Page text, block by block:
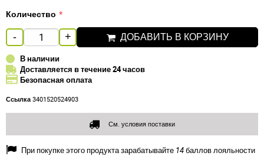
Количество
- + ДОБАВИТЬ В КОРЗИНУ
В наличии
Доставляется в течение 24 часов
Безопасная оплата
Ссылка 3401520524903
При покупке этого продукта зарабатывайте 14баллов лояльности
См. условия поставки